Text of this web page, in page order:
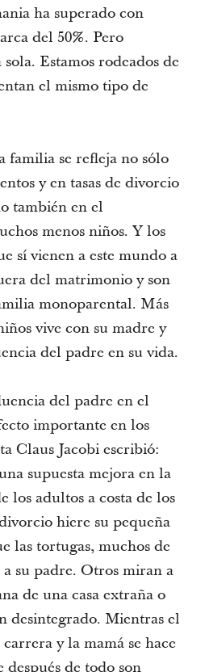
ha superado con
del 50%. Pero
Estamos rodeados de
el mismo tipo de
familia se refleja no sólo
y en tasas de divorcio
también en el
menos niños. Y los
sí vienen a este mundo a
del matrimonio y son
monoparental. Más
vive con su madre y
del padre en su vida.
del padre en el
importante en los
Claus Jacobi escribió:
supuesta mejora en la
los adultos a costa de los
hiere su pequeña
las tortugas, muchos de
su padre. Otros miran a
de una casa extraña o
desintegrado. Mientras el
y la mamá se hace
después de todo son